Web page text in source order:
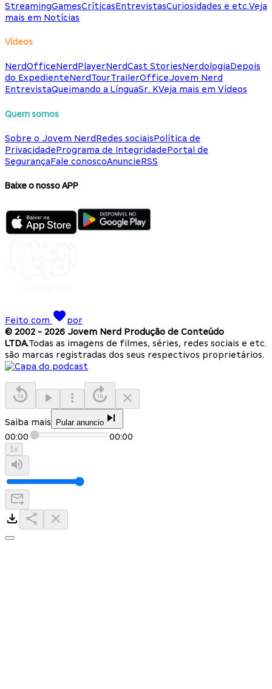
StreamingGamesCríticasEntrevistasCuriosidades e etc.Veja
mais em Notícias
Vídeos
NerdOfficeNerdPlayerNerdCast StoriesNerdologiaDepois
do ExpedienteNerdTourTrailerOfficeJovem Nerd
EntrevistaQueimando a LínguaSr. KVeja mais em Vídeos
Quem somos
Sobre o Jovem NerdRedes sociaisPolítica de
PrivacidadePrograma de IntegridadePortal de
SegurançaFale conoscoAnuncieRSS
Baixe o nosso APP
Feito com
por
© 2002 - 2026 Jovem Nerd Produção de Conteúdo
LTDA.Todas as imagens de filmes, séries, redes sociais e etc.
são marcas registradas dos seus respectivos proprietários.
Saiba mais Pular anuncio
00:00 00:00
1x